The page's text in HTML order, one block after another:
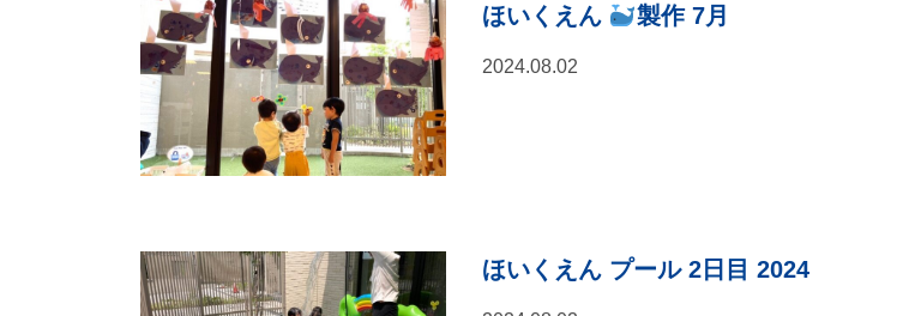
ほいくえん 製作 7月
2024.08.02
ほいくえん プール 2日目 2024